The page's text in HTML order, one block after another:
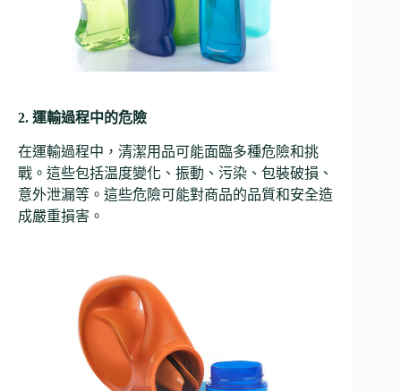
2. 運輸過程中的危險
在運輸過程中，清潔用品可能面臨多種危險和挑
戰。這些包括温度變化、振動、污染、包裝破損、
意外泄漏等。這些危險可能對商品的品質和安全造
成嚴重損害。